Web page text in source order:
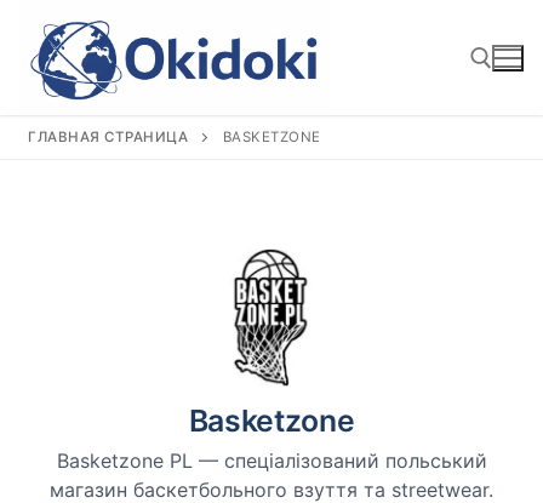
содержимому
ГЛАВНАЯ СТРАНИЦА BASKETZONE
Basketzone
Basketzone PL — спеціалізований польський
магазин баскетбольного взуття та streetwear.